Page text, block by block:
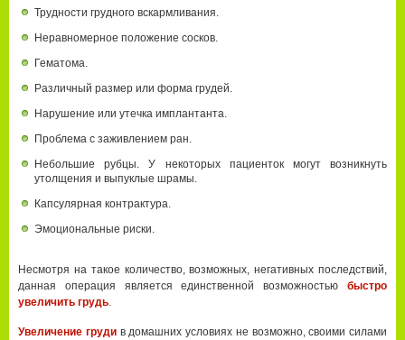
Трудности грудного вскармливания.
Неравномерное положение сосков.
Гематома.
Различный размер или форма грудей.
Нарушение или утечка имплантанта.
Проблема с заживлением ран.
Небольшие рубцы. У некоторых пациенток могут возникнуть
утолщения и выпуклые шрамы.
Капсулярная контрактура.
Эмоциональные риски.
Несмотря на такое количество, возможных, негативных последствий,
данная операция является единственной возможностью быстро
увеличить грудь
Увеличение грудив домашних условиях не возможно, своими силами